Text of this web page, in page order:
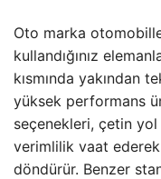
Oto marka
kullandığınız
kısmında yakından
yüksek performans
seçenekleri, çetin
verimlilik vaat ederek
döndürür. Benzer